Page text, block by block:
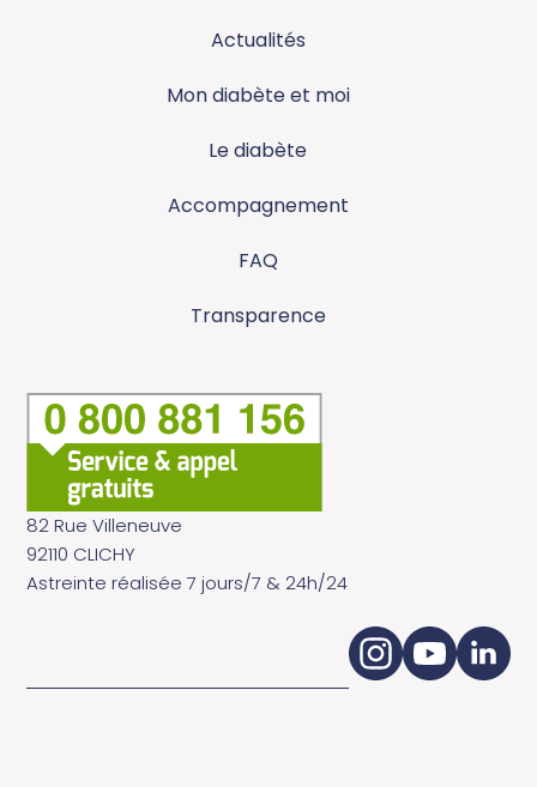
Actualités
Mon diabète et moi
Le diabète
Accompagnement
FAQ
Transparence
82 Rue Villeneuve
92110 CLICHY
Astreinte réalisée 7 jours/7 & 24h/24